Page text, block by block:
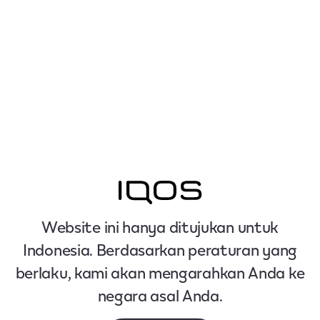
Website ini hanya ditujukan untuk
Indonesia. Berdasarkan peraturan yang
berlaku, kami akan mengarahkan Anda ke
negara asal Anda.